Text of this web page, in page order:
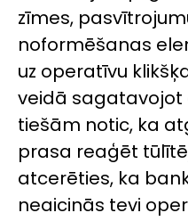
zīmes,
noformēšanas
uz operatīvu
veidā sagatavojot
tiešām notic, ka
prasa reaģēt
atcerēties, ka
neaicinās tevi